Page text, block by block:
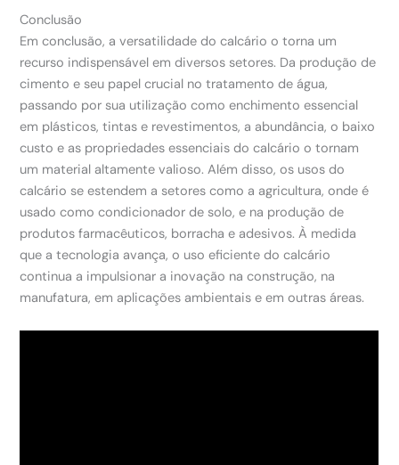
Conclusão
Em conclusão, a versatilidade do calcário o torna um
recurso indispensável em diversos setores. Da produção de
cimento e seu papel crucial no tratamento de água,
passando por sua utilização como enchimento essencial
em plásticos, tintas e revestimentos, a abundância, o baixo
custo e as propriedades essenciais do calcário o tornam
um material altamente valioso. Além disso, os usos do
calcário se estendem a setores como a agricultura, onde é
usado como condicionador de solo, e na produção de
produtos farmacêuticos, borracha e adesivos. À medida
que a tecnologia avança, o uso eficiente do calcário
continua a impulsionar a inovação na construção, na
manufatura, em aplicações ambientais e em outras áreas.